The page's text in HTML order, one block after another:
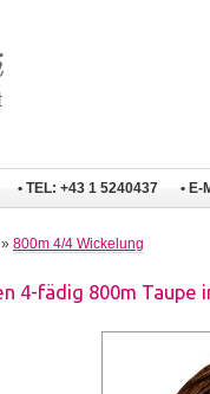
• TEL: +43 1 5240437 • E-
» 800m 4/4 Wickelung
4-fädig 800m Taupe